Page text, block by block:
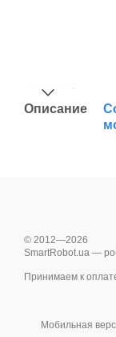
Описание
© 2012—2026
SmartRobot.ua —
Принимаем к
Мобильная